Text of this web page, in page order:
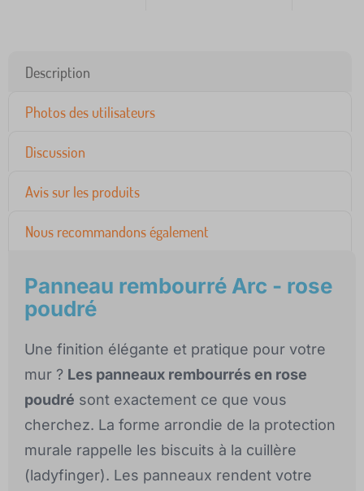
Description
Photos des utilisateurs
Discussion
Avis sur les produits
Nous recommandons également
Panneau rembourré Arc - rose
poudré
Une finition élégante et pratique pour votre
mur ? Les panneaux rembourrés en rose
poudré sont exactement ce que vous
cherchez. La forme arrondie de la protection
murale rappelle les biscuits à la cuillère
(ladyfinger). Les panneaux rendent votre